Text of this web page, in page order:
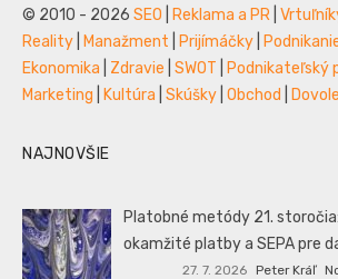
© 2010 - 2026 SEO Reklama a PR
Reality
Manažment Prijímáčky
Ekonomika
Zdravie SWOT Podnikateľský
Marketing
Kultúra Skúšky Obchod
NAJNOVŠIE
Platobné metódy 21.
okamžité platby a SEPA pre
27. 7. 2026 Peter Kráľ